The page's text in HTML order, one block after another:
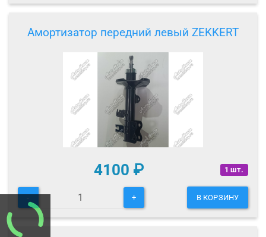
Амортизатор передний левый ZEKKERT
1 шт.
4100 ₽
- + В КОРЗИНУ